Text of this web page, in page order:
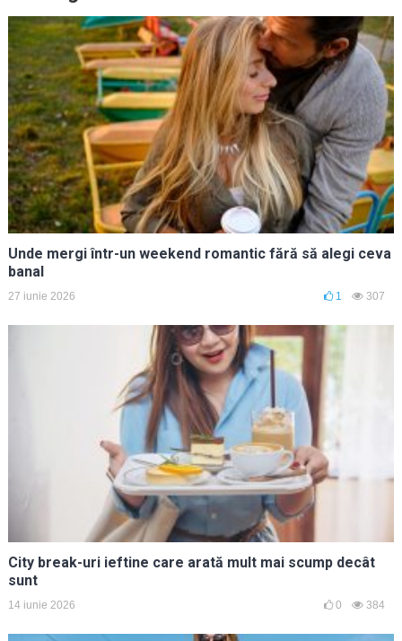
Unde mergi într-un weekend romantic fără să alegi ceva
banal
27 iunie 2026 1 307
City break-uri ieftine care arată mult mai scump decât
sunt
14 iunie 2026 0 384